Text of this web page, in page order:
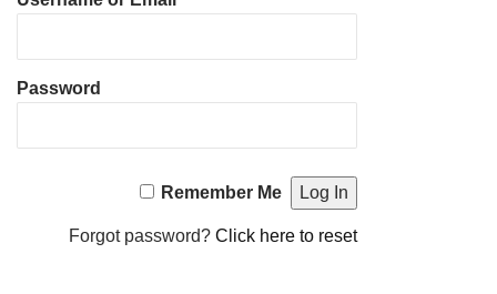
Password
Remember Me
Forgot password?Click here to reset